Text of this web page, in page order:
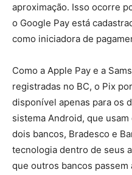
aproximação. Isso ocorre
o Google Pay está
como iniciadora de
Como a Apple Pay e a
registradas no BC, o Pix
disponível apenas para os
sistema Android, que
dois bancos, Bradesco e
tecnologia dentro de seus
que outros bancos